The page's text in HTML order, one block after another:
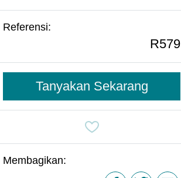
Referensi:
R579
Tanyakan Sekarang
Membagikan: